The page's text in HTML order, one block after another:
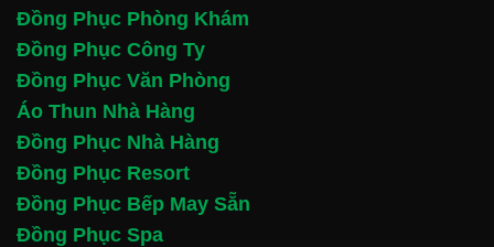
Đồng Phục Phòng Khám
Đồng Phục Công Ty
Đồng Phục Văn Phòng
Áo Thun Nhà Hàng
Đồng Phục Nhà Hàng
Đồng Phục Resort
Đồng Phục Bếp May Sẵn
Đồng Phục Spa